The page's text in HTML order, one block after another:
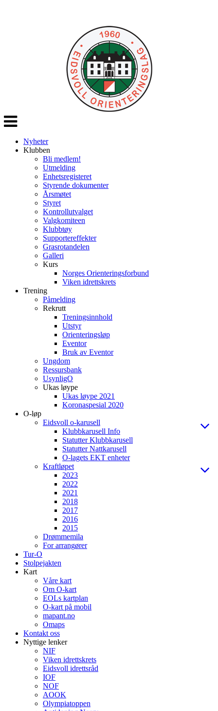
Veksle
navigasjon
Nyheter
Klubben
Bli medlem!
Utmelding
Enhetsregisteret
Styrende dokumenter
Årsmøtet
Styret
Kontrollutvalget
Valgkomiteen
Klubbtøy
Supportereffekter
Grasrotandelen
Galleri
Kurs
Norges Orienteringsforbund
Viken idrettskrets
Trening
Påmelding
Rekrutt
Treningsinnhold
Utstyr
Orienteringsløp
Eventor
Bruk av Eventor
Ungdom
Ressursbank
UsynligO
Ukas løype
Ukas løype 2021
Koronaspesial 2020
O-løp
Eidsvoll o-karusell
Klubbkarusell Info
Statutter Klubbkarusell
Statutter Nattkarusell
O-lagets EKT enheter
Kraftløpet
2023
2022
2021
2018
2017
2016
2015
Drømmemila
For arrangører
Tur-O
Stolpejakten
Kart
Våre kart
Om O-kart
EOLs kartplan
O-kart på mobil
mapant.no
Omaps
Kontakt oss
Nyttige lenker
NIF
Viken idrettskrets
Eidsvoll idrettsråd
IOF
NOF
AOOK
Olympiatoppen